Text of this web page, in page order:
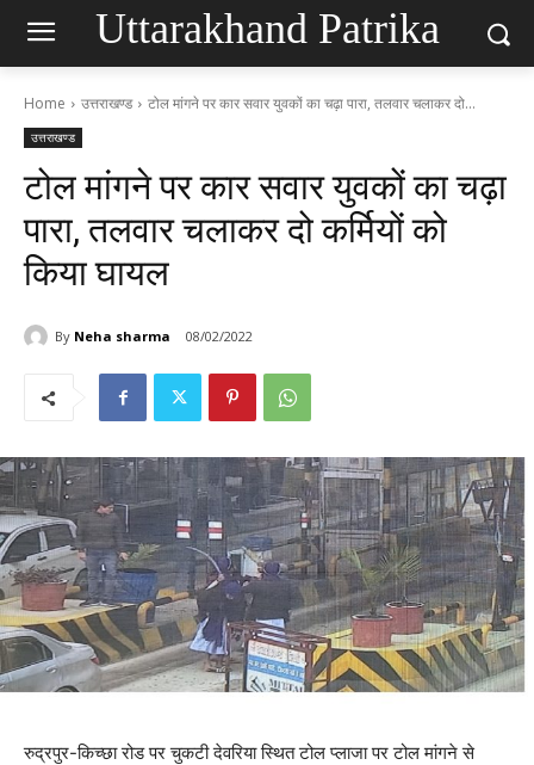
Uttarakhand Patrika
Home उत्तराखण्ड टोल मांगने पर कार सवार युवकों का चढ़ा पारा, तलवार चलाकर दो...
उत्तराखण्ड
टोल मांगने पर कार सवार युवकों का चढ़ा
पारा, तलवार चलाकर दो कर्मियों को
किया घायल
By Neha sharma 08/02/2022
रुद्रपुर-किच्छा रोड पर चुकटी देवरिया स्थित टोल प्लाजा पर टोल मांगने से